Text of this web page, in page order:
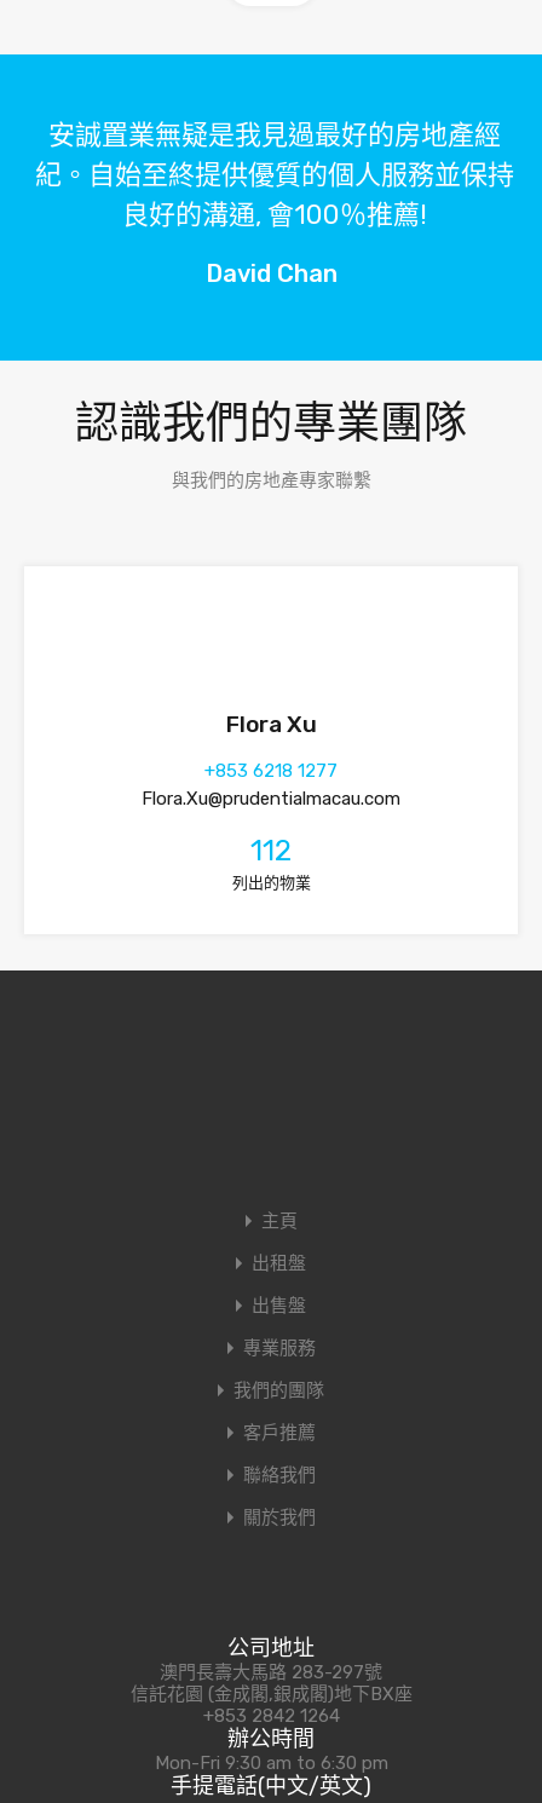
安誠置業無疑是我見過最好的房地產經
紀。自始至終提供優質的個人服務並保持
良好的溝通, 會100％推薦!
David Chan
認識我們的專業團隊
與我們的房地產專家聯繫
Flora Xu
+853 6218 1277
Flora.Xu@prudentialmacau.com
112
列出的物業
主頁
出租盤
出售盤
專業服務
我們的團隊
客戶推薦
聯絡我們
關於我們
公司地址
澳門長壽大馬路 283-297號
信託花園 (金成閣,銀成閣)地下BX座
+853 2842 1264
辦公時間
Mon-Fri 9:30 am to 6:30 pm
手提電話(中文/英文)